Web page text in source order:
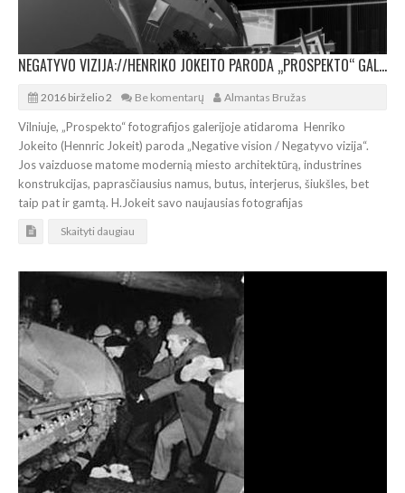
NEGATYVO VIZIJA://HENRIKO JOKEITO PARODA „PROSPEKTO“ GALERIJOJE
2016 birželio 2 Be komentarų Almantas Bružas
Vilniuje, „Prospekto“ fotografijos galerijoje atidaroma Henriko
Jokeito (Hennric Jokeit) paroda „Negative vision / Negatyvo vizija“.
Jos vaizduose matome modernią miesto architektūrą, industrines
konstrukcijas, paprasčiausius namus, butus, interjerus, šiukšles, bet
taip pat ir gamtą. H.Jokeit savo naujausias fotografijas
Skaityti daugiau